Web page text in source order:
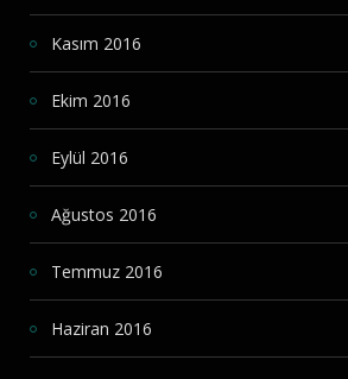
Kasım 2016
Ekim 2016
Eylül 2016
Ağustos 2016
Temmuz 2016
Haziran 2016